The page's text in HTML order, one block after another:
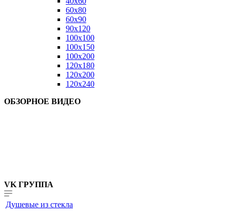
60x80
60x90
90x120
100x100
100x150
100x200
120x180
120x200
120x240
ОБЗОРНОЕ ВИДЕО
VK ГРУППА
Душевые из стекла